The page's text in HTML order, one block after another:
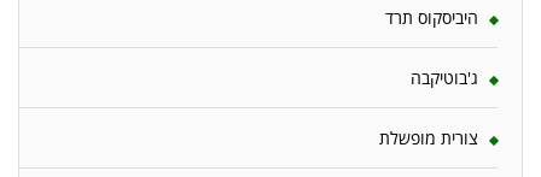
היביסקוס תרד
ג'בוטיקבה
צורית מופשלת